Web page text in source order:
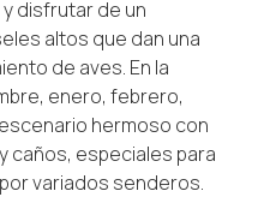
disfrutar de un
altos que dan una
de aves. En la
enero, febrero,
hermoso con
caños, especiales para
variados senderos.